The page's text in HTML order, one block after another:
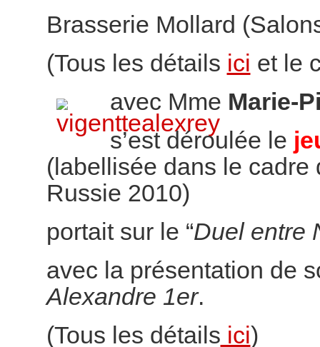
Brasserie Mollard
(Tous les détails ici et le
avec Mme Marie-
s’est déroulée le
(labellisée dans le cadre
Russie 2010)
portait sur le “Duel entre
avec la présentation de
Alexandre 1er.
(Tous les détails ici)